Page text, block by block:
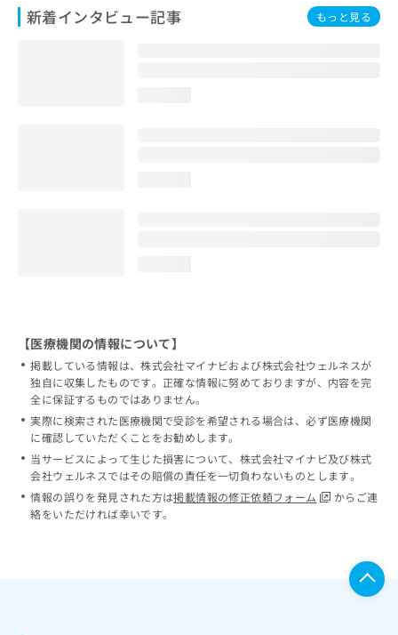
新着インタビュー記事 もっと見る
【医療機関の情報について】
掲載している情報は、株式会社マイナビおよび株式会社ウェルネスが
独自に収集したものです。正確な情報に努めておりますが、内容を完
全に保証するものではありません。
実際に検索された医療機関で受診を希望される場合は、必ず医療機関
に確認していただくことをお勧めします。
当サービスによって生じた損害について、株式会社マイナビ及び株式
会社ウェルネスではその賠償の責任を一切負わないものとします。
情報の誤りを発見された方は掲載情報の修正依頼フォーム
からご連
絡をいただければ幸いです。